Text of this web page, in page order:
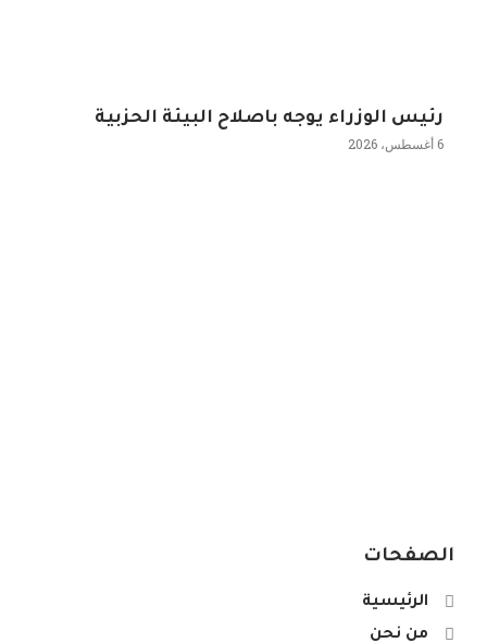
رئيس الوزراء يوجه باصلاح البيئة الحزبية
6 أغسطس، 2026
الصفحات
الرئيسية
من نحن